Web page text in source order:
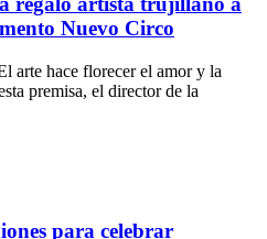
Nuevo Circo
arte hace florecer el amor y la
premisa, el director de la
para celebrar